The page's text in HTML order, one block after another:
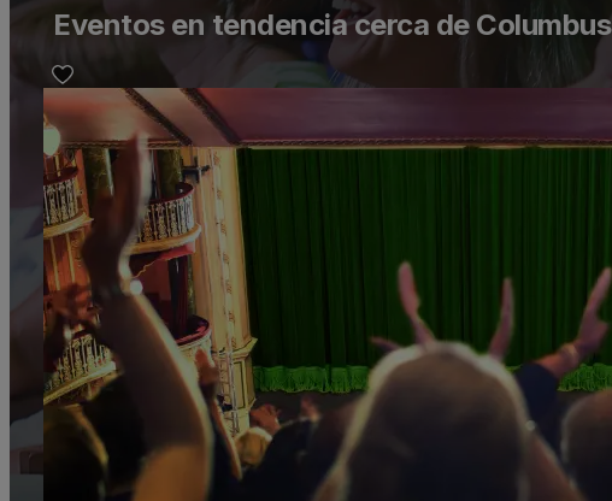
Eventos en tendencia cerca de Columbus